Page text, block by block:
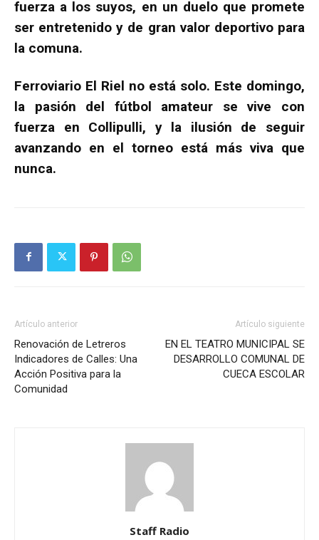
fuerza a los suyos, en un duelo que promete
ser entretenido y de gran valor deportivo para
la comuna.
Ferroviario El Riel no está solo. Este domingo,
la pasión del fútbol amateur se vive con
fuerza en Collipulli, y la ilusión de seguir
avanzando en el torneo está más viva que
nunca.
Artículo anterior
Renovación de Letreros
Indicadores de Calles: Una
Acción Positiva para la
Comunidad
Artículo siguiente
EN EL TEATRO MUNICIPAL SE
DESARROLLO COMUNAL DE
CUECA ESCOLAR
Staff Radio